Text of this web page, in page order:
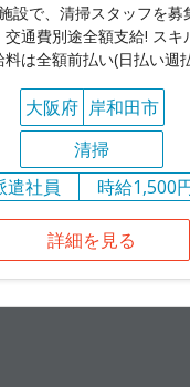
で、清掃スタッフを募
通費別途全額支給! スキ
は全額前払い(日払い週
大阪府 岸和田市
清掃
遣社員
時給1,500
詳細を見る